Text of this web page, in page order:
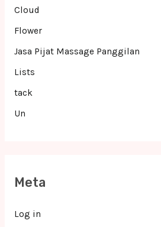
Cloud
Flower
Jasa Pijat Massage Panggilan
Lists
tack
Un
Meta
Log in